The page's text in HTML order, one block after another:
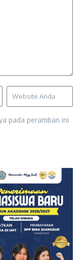
pada peramban ini